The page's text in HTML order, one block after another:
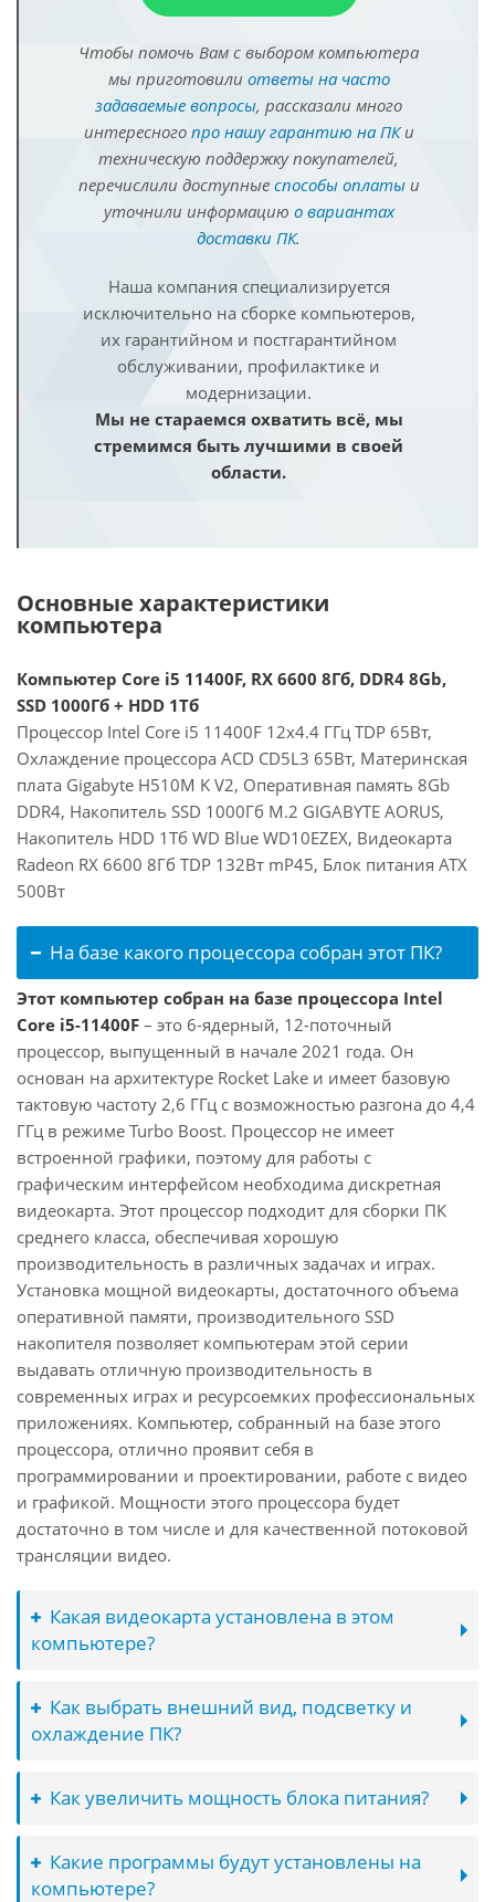
Чтобы помочь Вам с выбором компьютера
мы приготовили ответы на часто
задаваемые вопросы, рассказали много
интересного про нашу гарантию на ПКи
техническую поддержку покупателей,
перечислили доступные способы оплатыи
уточнили информацию о вариантах
доставки ПК.
Наша компания специализируется
исключительно на сборке компьютеров,
их гарантийном и постгарантийном
обслуживании, профилактике и
модернизации.
Мы не стараемся охватить всё, мы
стремимся быть лучшими в своей
области.
Основные характеристики
компьютера
Компьютер Core i5 11400F, RX 6600 8Гб, DDR4 8Gb,
SSD 1000Гб + HDD 1Тб
Процессор Intel Core i5 11400F 12x4.4 ГГц TDP 65Вт,
Охлаждение процессора ACD CD5L3 65Вт, Материнская
плата Gigabyte H510M K V2, Оперативная память 8Gb
DDR4, Накопитель SSD 1000Гб M.2 GIGABYTE AORUS,
Накопитель HDD 1Тб WD Blue WD10EZEX, Видеокарта
Radeon RX 6600 8Гб TDP 132Вт mP45, Блок питания ATX
500Вт
На базе какого процессора собран этот ПК?
Этот компьютер собран на базе процессора Intel
Core i5-11400F – это 6-ядерный, 12-поточный
процессор, выпущенный в начале 2021 года. Он
основан на архитектуре Rocket Lake и имеет базовую
тактовую частоту 2,6 ГГц с возможностью разгона до 4,4
ГГц в режиме Turbo Boost. Процессор не имеет
встроенной графики, поэтому для работы с
графическим интерфейсом необходима дискретная
видеокарта. Этот процессор подходит для сборки ПК
среднего класса, обеспечивая хорошую
производительность в различных задачах и играх.
Установка мощной видеокарты, достаточного объема
оперативной памяти, производительного SSD
накопителя позволяет компьютерам этой серии
выдавать отличную производительность в
современных играх и ресурсоемких профессиональных
приложениях. Компьютер, собранный на базе этого
процессора, отлично проявит себя в
программировании и проектировании, работе с видео
и графикой. Мощности этого процессора будет
достаточно в том числе и для качественной потоковой
трансляции видео.
Какая видеокарта установлена в этом
компьютере?
Как выбрать внешний вид, подсветку и
охлаждение ПК?
Как увеличить мощность блока питания?
Какие программы будут установлены на
компьютере?